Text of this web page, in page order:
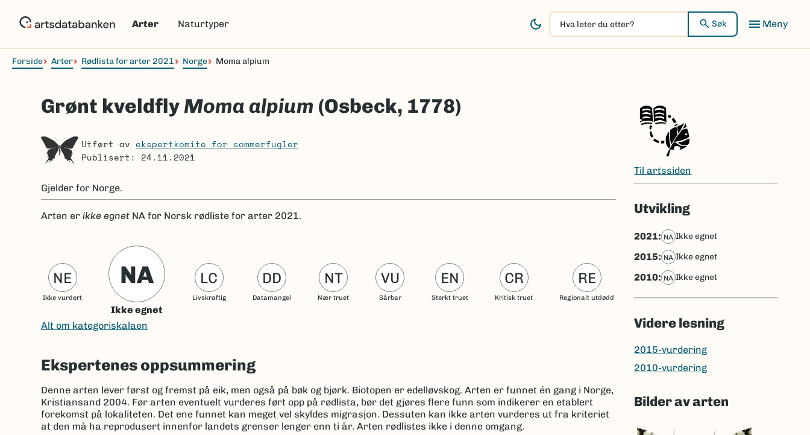
Arter Naturtyper
Hva
leter
du
Søk Meny
Navigasjonssti
Forside Arter Rødlista for arter 2021 Norge Moma alpium
Grønt kveldfly Moma alpium (Osbeck, 1778)
Utført av ekspertkomité for sommerfugler
Publisert: 24.11.2021
Gjelder for Norge.
Arten er ikke egnet NA for Norsk rødliste for arter 2021.
NE
Ikke vurdert
NA
Ikke egnet
LC
Livskraftig
DD
Datamangel
NT
Nær truet
VU
Sårbar
EN
Sterkt truet
CR
Kritisk truet
RE
Regionalt utdødd
Alt om kategoriskalaen
Ekspertenes oppsummering
Denne arten lever først og fremst på eik, men også på bøk og bjørk. Biotopen er edelløvskog. Arten er funnet én gang i Norge,
Kristiansand 2004. Før arten eventuelt vurderes ført opp på rødlista, bør det gjøres flere funn som indikerer en etablert
forekomst på lokaliteten. Det ene funnet kan meget vel skyldes migrasjon. Dessuten kan ikke arten vurderes ut fra kriteriet
at den må ha reprodusert innenfor landets grenser lenger enn ti år. Arten rødlistes ikke i denne omgang.
Til artssiden
Utvikling
2021: NA ikke egnet
2015: NA ikke egnet
2010: NA ikke egnet
Videre lesning
2015-vurdering
2010-vurdering
Bilder av arten